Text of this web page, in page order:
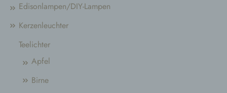
Edisonlampen/DIY-Lampen
Kerzenleuchter
Teelichter
Apfel
Birne